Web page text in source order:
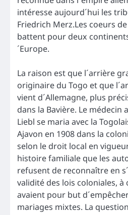
intéresse aujourd´hui les
Friedrich Merz.Les coeurs
battent pour deux
´Europe.
La raison est que l´arrière
originaire du Togo et que
vient d´Allemagne, plus
dans la Bavière. Le médecin
Liebl se maria avec la
Ajavon en 1908 dans la
selon le droit local en
histoire familiale que les
refusent de reconnaître en
validité des lois coloniales,
avaient pour but
mariages mixtes. La